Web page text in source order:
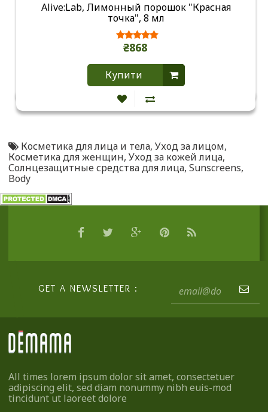
Alive:Lab, Лимонный порошок "Красная
точка", 8 мл
₴868
Купити
Косметика для лица и тела, Уход за лицом,
Косметика для женщин, Уход за кожей лица,
Солнцезащитные средства для лица, Sunscreens,
Body
GET A NEWSLETTER :
All times lorem ipsum dolor sit amet, consectetuer
adipiscing elit, sed diam nonummy nibh euis-mod
tincidunt ut laoreet dolore